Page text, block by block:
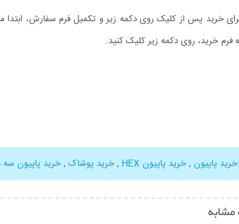
خرید پس از کلیک روی دکمه زیر و تکمیل فرم سفارش، ابتدا
خرید، روی دکمه زیر کلیک کنید.
:خرید پاپیون ,خرید پاپیون HEX ,خرید پوشاک ,خرید پاپیون